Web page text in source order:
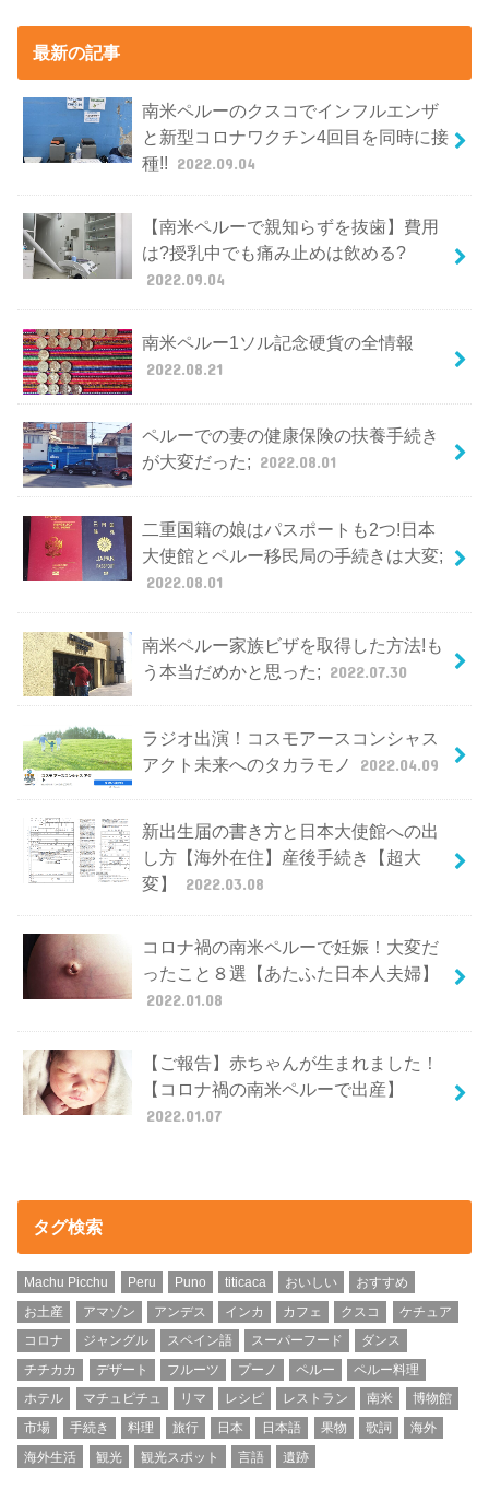
最新の記事
南米ペルーのクスコでインフルエンザ
と新型コロナワクチン4回目を同時に接
種!! 2022.09.04
【南米ペルーで親知らずを抜歯】費用
は?授乳中でも痛み止めは飲める?
2022.09.04
南米ペルー1ソル記念硬貨の全情報
2022.08.21
ペルーでの妻の健康保険の扶養手続き
が大変だった; 2022.08.01
二重国籍の娘はパスポートも2つ!日本
大使館とペルー移民局の手続きは大変;
2022.08.01
南米ペルー家族ビザを取得した方法!も
う本当だめかと思った; 2022.07.30
ラジオ出演！コスモアースコンシャス
アクト未来へのタカラモノ
2022.04.09
新出生届の書き方と日本大使館への出
し方【海外在住】産後手続き【超大
変】
2022.03.08
コロナ禍の南米ペルーで妊娠！大変だ
ったこと８選【あたふた日本人夫婦】
2022.01.08
【ご報告】赤ちゃんが生まれました！
【コロナ禍の南米ペルーで出産】
2022.01.07
タグ検索
Machu Picchu Peru Puno titicaca おいしい
おすすめ
お土産
アマゾン アンデス インカ カフェ クスコ
ケチュア
コロナ
ジャングル スペイン語 スーパーフード
ダンス
チチカカ
デザート フルーツ プーノ ペルー
ペルー料理
ホテル
マチュピチュ リマ レシピ レストラン 南米
博物館
市場
手続き 料理 旅行 日本 日本語 果物 歌詞
海外
海外生活
観光 観光スポット 言語 遺跡